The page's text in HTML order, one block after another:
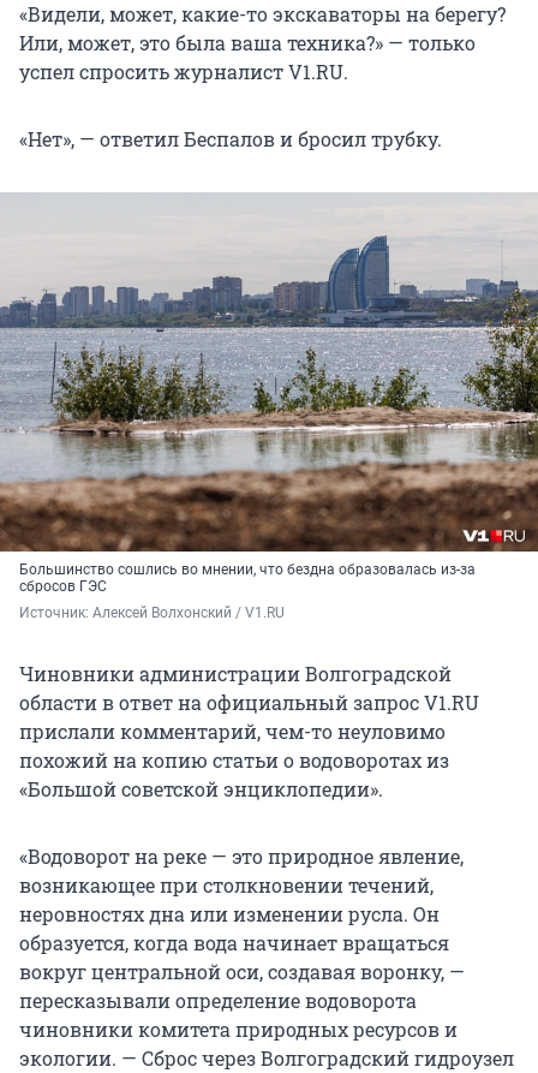
«Видели, может, какие-то экскаваторы на берегу?
Или, может, это была ваша техника?» — только
успел спросить журналист V1.RU.
«Нет», — ответил Беспалов и бросил трубку.
Большинство сошлись во мнении, что бездна образовалась из-за
сбросов ГЭС
Источник: Алексей Волхонский / V1.RU
Чиновники администрации Волгоградской
области в ответ на официальный запрос V1.RU
прислали комментарий, чем-то неуловимо
похожий на копию статьи о водоворотах из
«Большой советской энциклопедии».
«Водоворот на реке — это природное явление,
возникающее при столкновении течений,
неровностях дна или изменении русла. Он
образуется, когда вода начинает вращаться
вокруг центральной оси, создавая воронку, —
пересказывали определение водоворота
чиновники комитета природных ресурсов и
экологии. — Сброс через Волгоградский гидроузел